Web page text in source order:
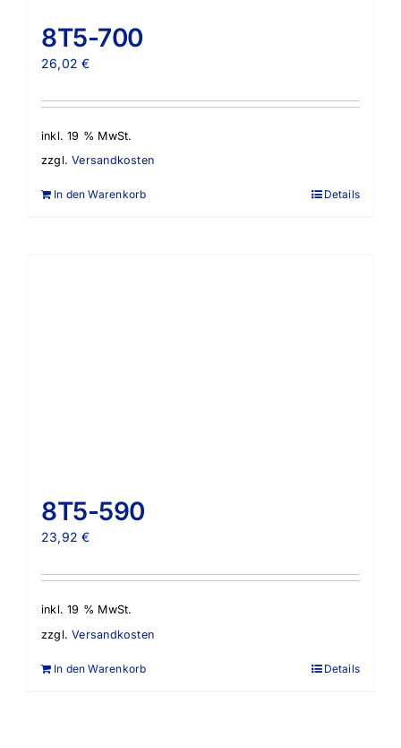
8T5-700
26,02€
inkl. 19 % MwSt.
zzgl.Versandkosten
In den Warenkorb Details
8T5-590
23,92€
inkl. 19 % MwSt.
zzgl.Versandkosten
In den Warenkorb Details